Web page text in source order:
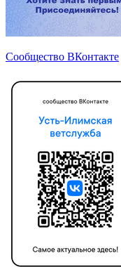
Сообщество ВКонтакте